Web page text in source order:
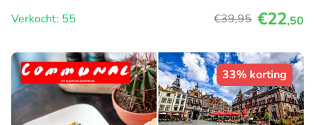
Verkocht: 55
€39,95 €22,50
33% korting